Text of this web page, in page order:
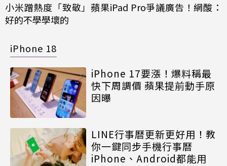
小米蹭熱度「致敬」蘋果iPad Pro爭議廣告！網酸：
好的不學學壞的
iPhone 18
iPhone 17要漲！爆料稱最
快下周調價 蘋果提前動手原
因曝
LINE行事曆更新更好用！教
你一鍵同步手機行事曆
iPhone、Android都能用